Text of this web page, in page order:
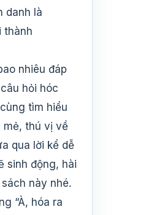
danh là
thành
nhiêu đáp
hỏi hóc
tìm hiểu
mẻ, thú vị về
qua lời kể dễ
sinh động, hài
này nhé.
“À, hóa ra